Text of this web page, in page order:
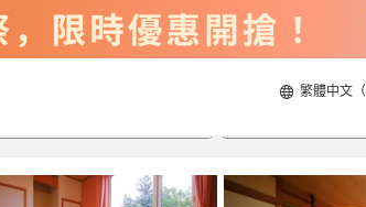
繁體中文（